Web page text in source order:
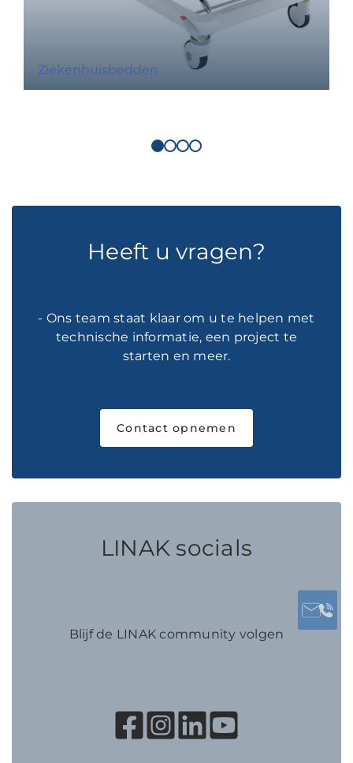
Ziekenhuisbedden
Heeft u vragen?
- Ons team staat klaar om u te helpen met
technische informatie, een project te
starten en meer.
Contact opnemen
LINAK socials
Blijf de LINAK community volgen